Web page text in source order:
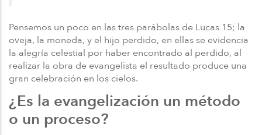
Pensemos un poco en las tres parábolas de Lucas 15; la
oveja, la moneda, y el hijo perdido, en ellas se evidencia
la alegría celestial por haber encontrado al perdido, al
realizar la obra de evangelista el resultado produce una
gran celebración en los cielos.
¿Es la evangelización un método
o un proceso?